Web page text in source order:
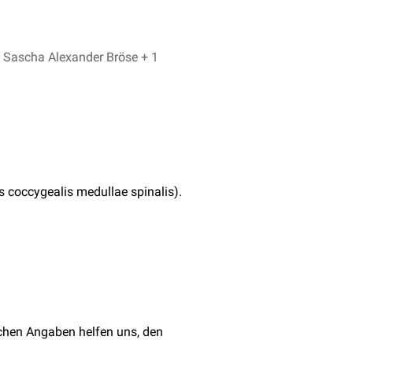
Dr. No, Stud.med.dent. Sascha Alexander Bröse + 1
coccygealis medullae spinalis).
Angaben helfen uns, den